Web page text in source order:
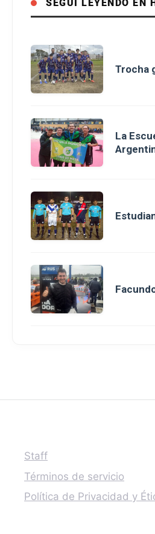
SEGUÍ LEYENDO EN
Trocha
La
Staff
Términos de servicio
Política de Privacidad y